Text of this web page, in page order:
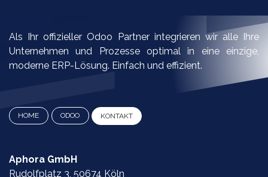
Als Ihr offizieller Odoo Partner integrieren wir alle Ihre
Unternehmen und Prozesse optimal in eine einzige,
moderne ERP-Lösung. Einfach und effizient.
HOME ODOO KONTAKT​​​​​​​​​​​​
Aphora GmbH
Rudolfplatz 3, 50674 Köln